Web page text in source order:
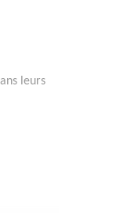
leurs